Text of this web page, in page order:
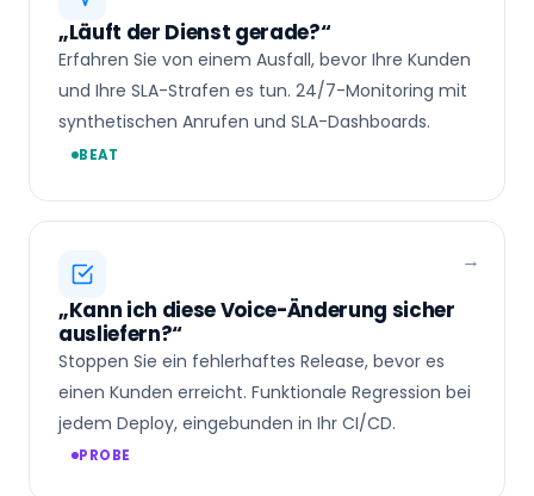
„Läuft der Dienst gerade?“
Erfahren Sie von einem Ausfall, bevor Ihre Kunden
und Ihre SLA-Strafen es tun. 24/7-Monitoring mit
synthetischen Anrufen und SLA-Dashboards.
BEAT
„Kann ich diese Voice-Änderung sicher
ausliefern?“
Stoppen Sie ein fehlerhaftes Release, bevor es
einen Kunden erreicht. Funktionale Regression bei
jedem Deploy, eingebunden in Ihr CI/CD.
PROBE